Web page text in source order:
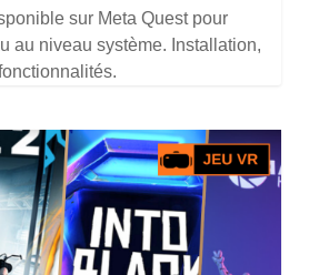
sur Meta Quest pour
au niveau système. Installation,